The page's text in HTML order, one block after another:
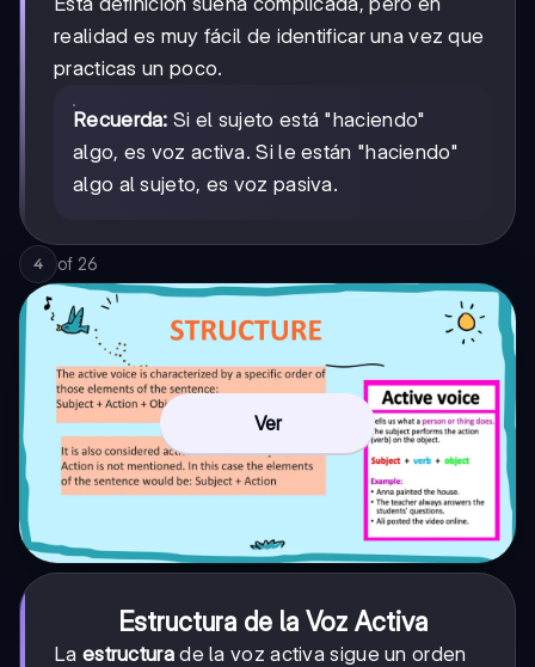
realidad es muy fácil de identificar una vez que
practicas un poco.
Recuerda: Si el sujeto está "haciendo"
algo, es voz activa. Si le están "haciendo"
algo al sujeto, es voz pasiva.
4 of 26
Ver
Estructura de la Voz Activa
La estructurade la voz activa sigue un orden